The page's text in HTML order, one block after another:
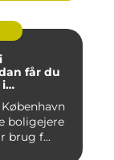
får du
i
boligejere
brug f...